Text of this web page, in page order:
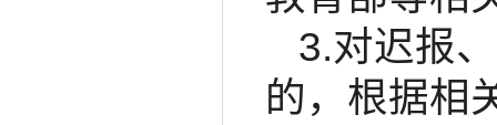
3.对迟报
的，根据相